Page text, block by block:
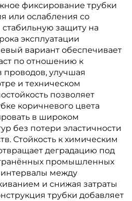
фиксирование трубки
или ослабления со
защиту на
эксплуатации
вариант обеспечивает
по отношению к
проводов, улучшая
и техническом
позволяет
коричневого цвета
в широком
без потери эластичности
Стойкость к химическим
деградацию под
промышленных
между
и снижая затраты
трубки добавляет